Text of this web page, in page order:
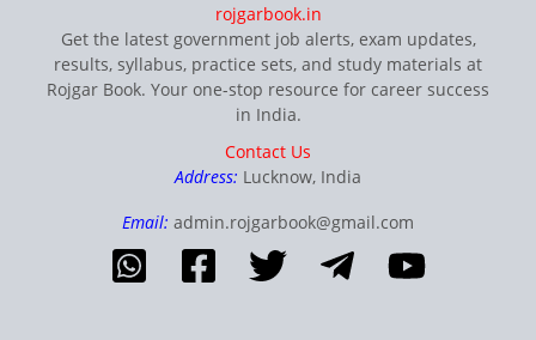
rojgarbook.in
Get the latest government job alerts, exam updates,
results, syllabus, practice sets, and study materials at
Rojgar Book. Your one-stop resource for career success
in India.
Contact Us
Address: Lucknow, India
Email: admin.rojgarbook@gmail.com